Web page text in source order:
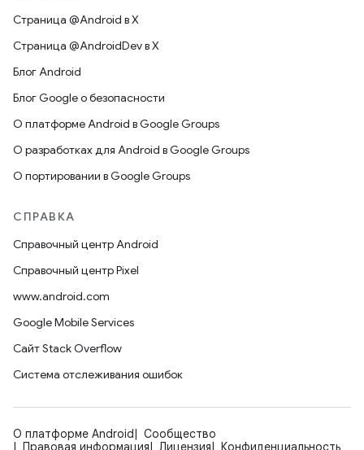
Страница @Android в X
Страница @AndroidDev в X
Блог Android
Блог Google о безопасности
О платформе Android в Google Groups
О разработках для Android в Google Groups
О портировании в Google Groups
СПРАВКА
Справочный центр Android
Справочный центр Pixel
www.android.com
Google Mobile Services
Сайт Stack Overflow
Система отслеживания ошибок
О платформе Android
Сообщество
Правовая информация
Лицензия Конфиденциальность